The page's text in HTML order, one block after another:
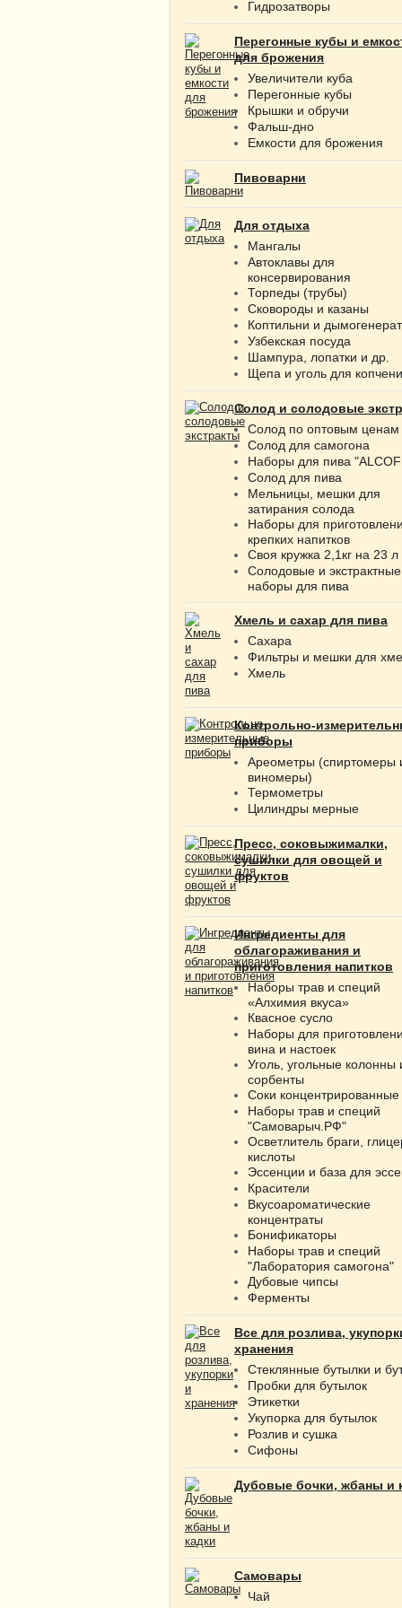
Гидрозатворы
Перегонные кубы и
для брожения
Увеличители куба
Перегонные кубы
Крышки и обручи
Фальш-дно
Емкости для брожения
Пивоварни
Для отдыха
Мангалы
Автоклавы для
консервирования
Торпеды (трубы)
Сковороды и казаны
Коптильни и
Узбекская посуда
Шампура, лопатки и др.
Щепа и уголь для
Солод и солодовые
Солод по оптовым ценам
Солод для самогона
Наборы для пива
Солод для пива
Мельницы, мешки для
затирания солода
Наборы для
крепких напитков
Своя кружка 2,1кг на 23 л
Солодовые и экстрактные
наборы для пива
Хмель и сахар для пива
Сахара
Фильтры и мешки для
Хмель
Контрольно-
приборы
Ареометры (спиртомеры
виномеры)
Термометры
Цилиндры мерные
Пресс, соковыжималки,
сушилки для овощей и
фруктов
Ингредиенты для
облагораживания и
приготовления напитков
Наборы трав и специй
«Алхимия вкуса»
Квасное сусло
Наборы для
вина и настоек
Уголь, угольные колонны
сорбенты
Соки концентрированные
Наборы трав и специй
"Самоварыч.РФ"
Осветлитель браги,
кислоты
Эссенции и база для
Красители
Вкусоароматические
концентраты
Бонификаторы
Наборы трав и специй
"Лаборатория самогона"
Дубовые чипсы
Ферменты
Все для розлива,
хранения
Стеклянные бутылки и
Пробки для бутылок
Этикетки
Укупорка для бутылок
Розлив и сушка
Сифоны
Дубовые бочки, жбаны и
Самовары
Чай